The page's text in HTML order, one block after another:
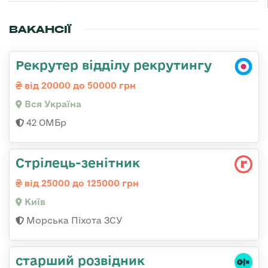
ВАКАНСІЇ
Рекрутер відділу рекрутингу
від 20000 до 50000 грн
Вся Україна
42 ОМБр
Стpілець-зенітник
від 25000 до 125000 грн
Київ
Морська Піхота ЗСУ
старший розвідник